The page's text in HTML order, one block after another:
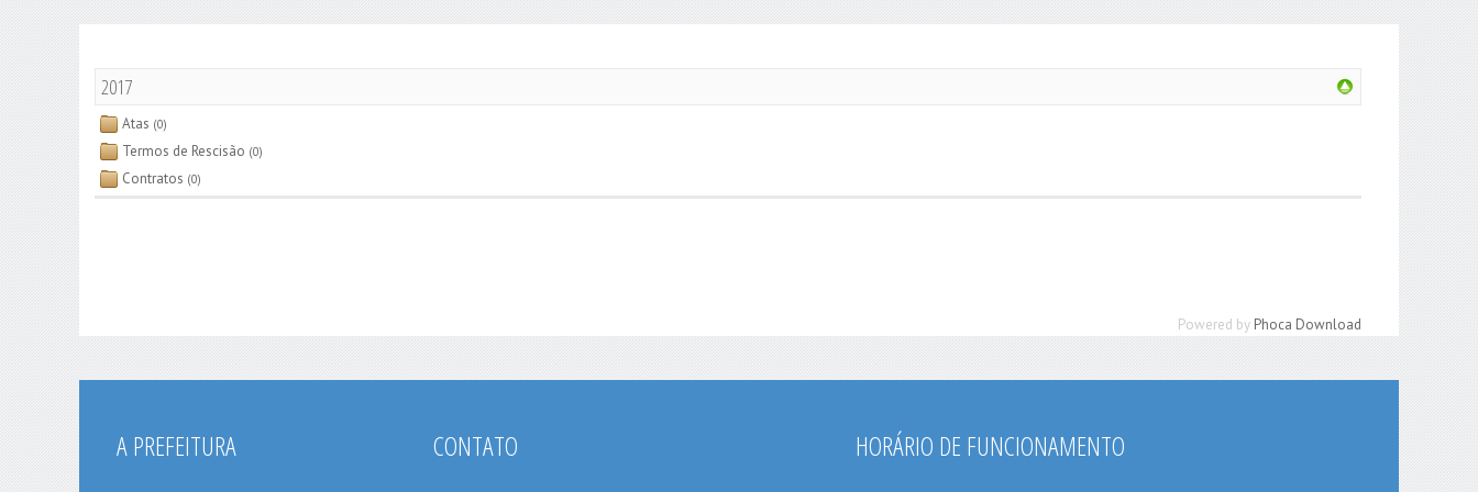
2017
Atas (0)
Termos de Rescisão (0)
Contratos (0)
Powered by Phoca Download
A PREFEITURA CONTATO HORÁRIO DE FUNCIONAMENTO